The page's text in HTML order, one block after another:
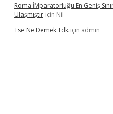
Roma İMparatorluğu En Geniş
Ulaşmıştır için Nil
Tse Ne Demek Tdk için admin